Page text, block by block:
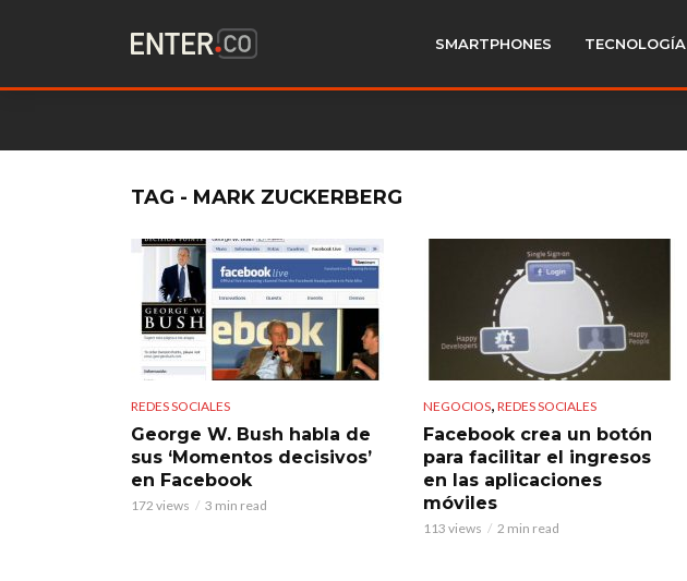
SMARTPHONES TECNOLOGÍA
TAG - MARK ZUCKERBERG
REDES SOCIALES
George W. Bush habla de
sus ‘Momentos decisivos’
en Facebook
172 views 3 min read
NEGOCIOS, REDES SOCIALES
Facebook crea un botón
para facilitar el ingresos
en las aplicaciones
móviles
113 views 2 min read